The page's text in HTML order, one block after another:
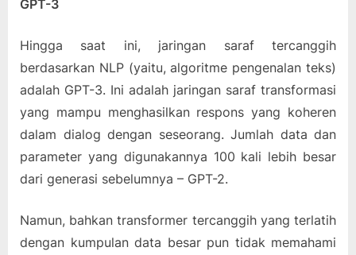
GPT-3
Hingga saat ini, jaringan saraf tercanggih
berdasarkan NLP (yaitu, algoritme pengenalan teks)
adalah GPT-3. Ini adalah jaringan saraf transformasi
yang mampu menghasilkan respons yang koheren
dalam dialog dengan seseorang. Jumlah data dan
parameter yang digunakannya 100 kali lebih besar
dari generasi sebelumnya – GPT-2.
Namun, bahkan transformer tercanggih yang terlatih
dengan kumpulan data besar pun tidak memahami